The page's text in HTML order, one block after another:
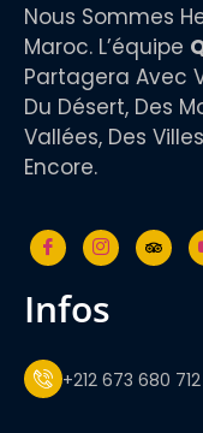
Nous Sommes Heureux De Vous Accueillir Au
Maroc. L’équipe
Partagera Avec
Du Désert, Des
Vallées, Des
Encore.
infos
+212 673 680 712